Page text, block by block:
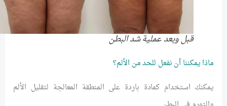
قبل وبعد عملية شد البطن
ماذا يمكننا أن نفعل للحد من الألم؟
يمكنك استخدام كمادة باردة على المنطقة المعالجة لتقليل الألم